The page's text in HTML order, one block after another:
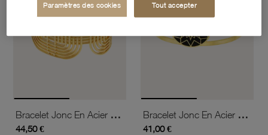
Bracelet Jonc En Acier Doré
44,50 €
Bracelet Jonc En Acier Doré, Oxyde De Zirconium Et Laque Noire
41,00 €
Paramètres des cookies Tout accepter